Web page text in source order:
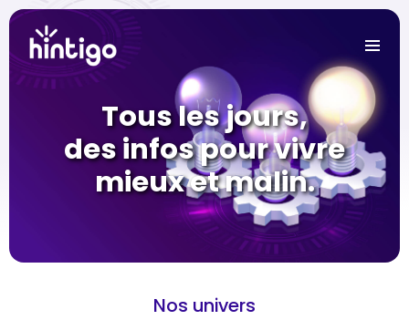
Tous les jours,
des infos pour vivre
mieux et malin.
Nos univers